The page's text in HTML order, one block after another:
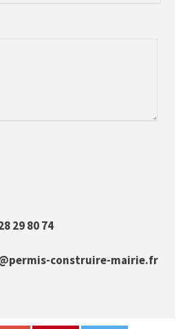
29 80 74
construire-mairie.fr